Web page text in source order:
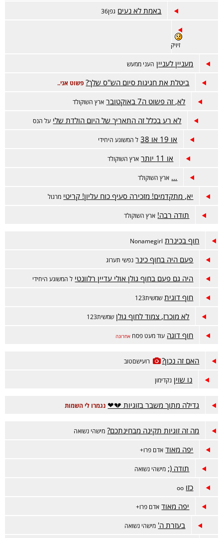
באמת לא נעים גפן36
זיויק
מעניין לעניין העני ממעש
ביטלת את חגיגות סיום הש''ס שלך? פשוט אני..
לא, זה פשוט ה7 באוקטובר ארץ השוקולד
לא רע בכלל זה התאריך של היום הולדת שלי על הנס
או 19 או 38 ל המשוגע היחידי
או 11 יותר ארץ השוקולד
... ארץ השוקולד
יא, מתקדמים! מזכירה סעיף כוח עליון! קריטי מרגול
תודה רבה! ארץ השוקולד
חוף בכינרת Nonamegirl
פעם היה בחוף כינר נפשי תערוג
היה גם פעם בחוף גולן אולי עדיין רלוונטי ל המשוגע היחידי
חוף דוגית שמשית123
לא מוכרז, צמוד לחוף גולן שמשית123
חוף דוגה עוד מעט פסח אחרונה
האם זה נכון? רועישםטוב
נו שוין נקדימון
גדילה מתוך משבר בזוגיות 💔❤ נגמרו לי השמות
מה זה זוגיות תקינה מבחינתכם? מישהי נשואה
יפה מאוד אדם פרו+
תודה (; מישהי נשואה
כזו oo
יפה מאוד אדם פרו+
בעזרת ה' מישהי נשואה